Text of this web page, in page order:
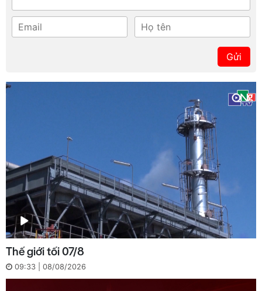
Gửi
Thế giới tối 07/8
09:33 | 08/08/2026